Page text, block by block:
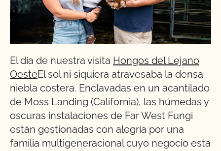
El día de nuestra visita Hongos del Lejano
OesteEl sol ni siquiera atravesaba la densa
niebla costera. Enclavadas en un acantilado
de Moss Landing (California), las húmedas y
oscuras instalaciones de Far West Fungi
están gestionadas con alegría por una
familia multigeneracional cuyo negocio está